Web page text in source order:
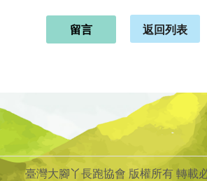
留言 返回列表
臺灣大腳丫長跑協會 版權所有 轉載